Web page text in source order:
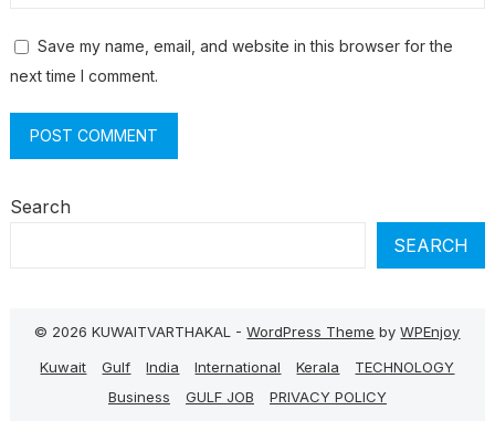
Save my name, email, and website in this browser for the
next time I comment.
Search
SEARCH
© 2026 KUWAITVARTHAKAL -WordPress Theme byWPEnjoy
Kuwait
Gulf India International Kerala
TECHNOLOGY
Business
GULF JOB PRIVACY POLICY